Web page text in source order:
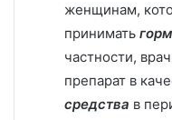
женщинам,
принимать
частности,
препарат в
средства в